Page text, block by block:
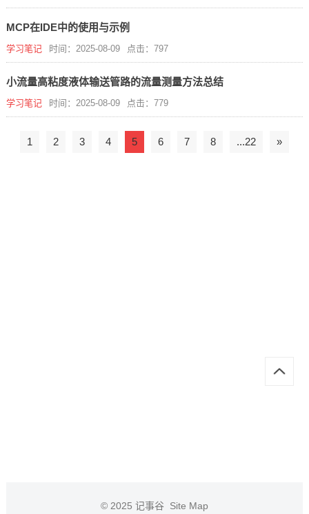
MCP在IDE中的使用与示例
学习笔记 时间：2025-08-09 点击：797
小流量高粘度液体输送管路的流量测量方法总结
学习笔记 时间：2025-08-09 点击：779
1 2 3 4 5 6 7 8 ...22 »
© 2025 记事谷 Site Map